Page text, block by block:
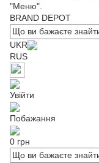
"Меню".
BRAND DEPOT
UKR
RUS
Увійти
Побажання
0 грн